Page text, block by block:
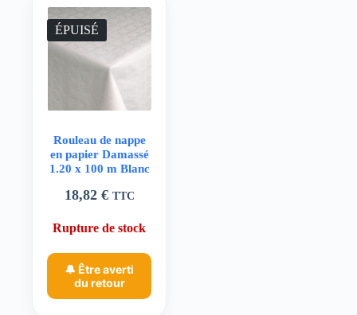
ÉPUISÉ
Rouleau de nappe
en papier Damassé
1.20 x 100 m Blanc
18,82 € TTC
Rupture de stock
🔔 Être averti
du retour